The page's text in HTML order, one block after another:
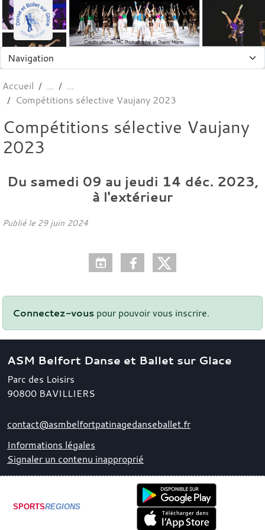
Accueil
Compétitions sélective Vaujany 2023
Compétitions sélective Vaujany
2023
Du samedi 09 au jeudi 14 déc. 2023,
à l'extérieur
Publié le 29 juin 2024
Connectez-vous pour pouvoir vous inscrire.
ASM Belfort Danse et Ballet sur Glace
Parc des Loisirs
90800 BAVILLIERS
contact@asmbelfortpatinagedanseballet.fr
Informations légales
Signaler un contenu inapproprié
SPORTSREGIONS
Panneau de gestion des cookies